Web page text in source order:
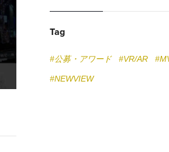
Tag
#公募・アワード #VR/AR
#NEWVIEW